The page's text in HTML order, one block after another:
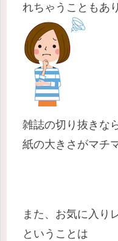
れちゃうこともあ
雑誌の切り抜きな
紙の大きさがマチ
また、お気に入り
ということは